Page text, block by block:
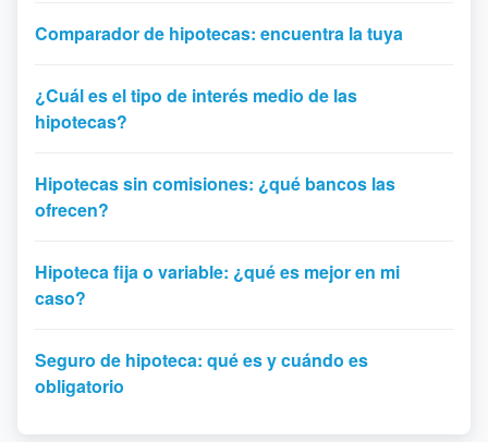
Comparador de hipotecas: encuentra la tuya
¿Cuál es el tipo de interés medio de las
hipotecas?
Hipotecas sin comisiones: ¿qué bancos las
ofrecen?
Hipoteca fija o variable: ¿qué es mejor en mi
caso?
Seguro de hipoteca: qué es y cuándo es
obligatorio